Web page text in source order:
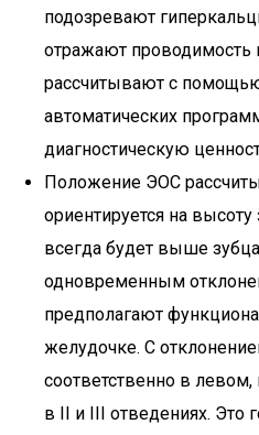
подозревают
отражают проводимость
рассчитывают с
автоматических
диагностическую
Положение ЭОС
ориентируется на
всегда будет выше
одновременным
предполагают
желудочке. С
соответственно в
в II и III отведениях. Это